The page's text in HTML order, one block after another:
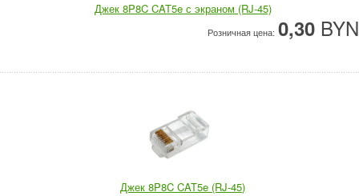
Джек 8P8C CAT5e с экраном (RJ-45)
Розничная цена: 0,30 BYN
Джек 8P8C CAT5e (RJ-45)